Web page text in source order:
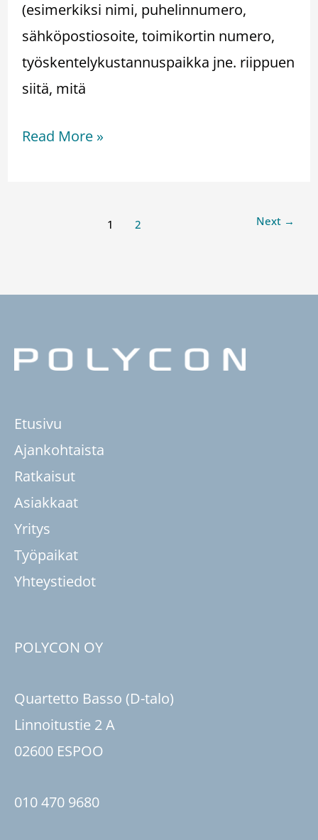
(esimerkiksi nimi, puhelinnumero,
sähköpostiosoite, toimikortin numero,
työskentelykustannuspaikka jne. riippuen
siitä, mitä
Read More »
1 2 Next →
Etusivu
Ajankohtaista
Ratkaisut
Asiakkaat
Yritys
Työpaikat
Yhteystiedot
POLYCON OY
Quartetto Basso (D-talo)
Linnoitustie 2 A
02600 ESPOO
010 470 9680